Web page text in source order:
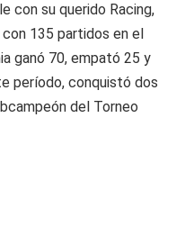
con su querido Racing,
135 partidos en el
ganó 70, empató 25 y
período, conquistó dos
del Torneo